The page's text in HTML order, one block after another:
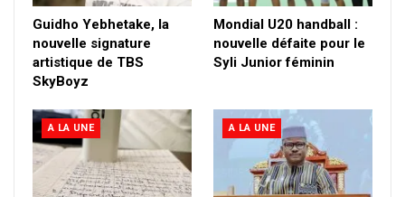
Guidho Yebhetake, la
nouvelle signature
artistique de TBS
SkyBoyz
Mondial U20 handball :
nouvelle défaite pour le
Syli Junior féminin
A LA UNE A LA UNE